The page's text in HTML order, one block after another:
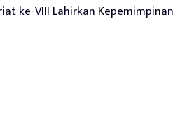
ke-VIII Lahirkan Kepemimpinan